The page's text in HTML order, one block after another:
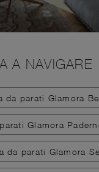
A NAVIGARE
da parati Glamora
Glamora
da parati Glamora